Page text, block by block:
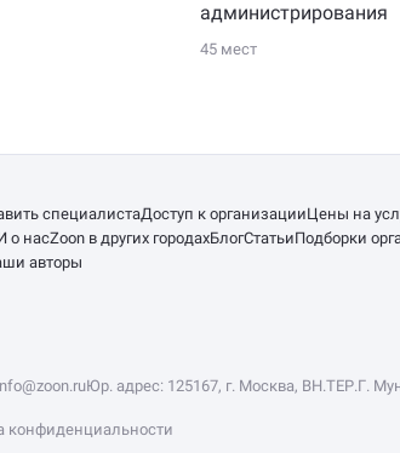
администрирования
45 мест
специалистаДоступ к организацииЦены на
о насZoon в других городахБлогСтатьиПодборки
авторы
Юр. адрес: 125167, г. Москва, ВН.ТЕР.Г.
конфиденциальности